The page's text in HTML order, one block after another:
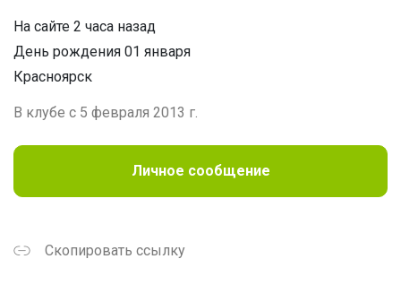
На сайте 2 часа назад
День рождения 01 января
Красноярск
В клубе с 5 февраля 2013 г.
Личное сообщение
Скопировать ссылку